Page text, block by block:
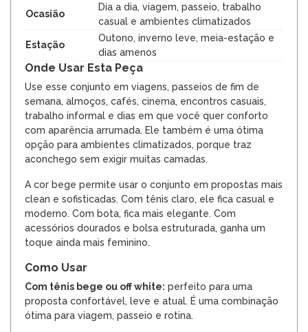
Ocasião
Dia a dia, viagem, passeio, trabalho
casual e ambientes climatizados
Estação
Outono, inverno leve, meia-estação e
dias amenos
Onde Usar Esta Peça
Use esse conjunto em viagens, passeios de fim de
semana, almoços, cafés, cinema, encontros casuais,
trabalho informal e dias em que você quer conforto
com aparência arrumada. Ele também é uma ótima
opção para ambientes climatizados, porque traz
aconchego sem exigir muitas camadas.
A cor bege permite usar o conjunto em propostas mais
clean e sofisticadas. Com tênis claro, ele fica casual e
moderno. Com bota, fica mais elegante. Com
acessórios dourados e bolsa estruturada, ganha um
toque ainda mais feminino.
Como Usar
Com tênis bege ou off white: perfeito para uma
proposta confortável, leve e atual. É uma combinação
ótima para viagem, passeio e rotina.